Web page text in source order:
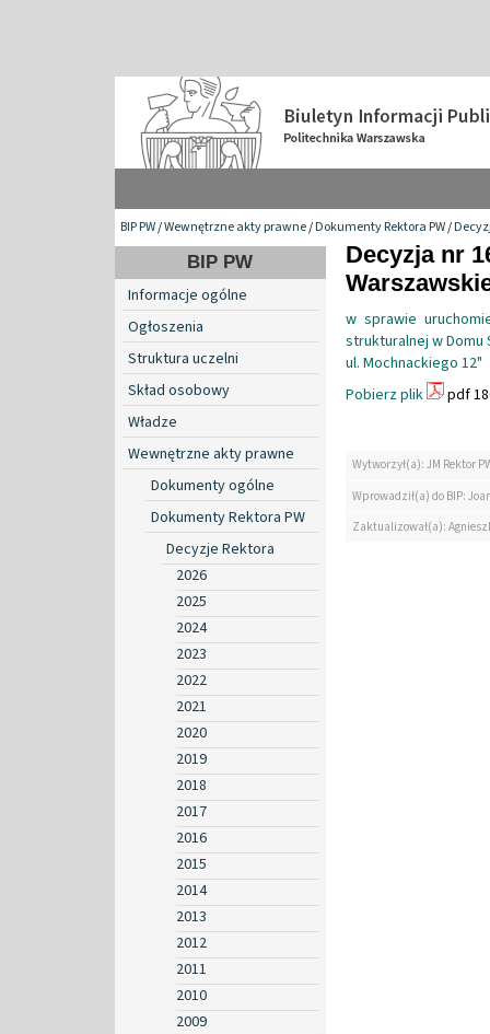
BIP PW/Wewnętrzne akty prawne/Dokumenty Rektora PW/
BIP PW
Informacje ogólne
Ogłoszenia
Struktura uczelni
Skład osobowy
Władze
Wewnętrzne akty prawne
Dokumenty ogólne
Dokumenty Rektora PW
Decyzje Rektora
2026
2025
2024
2023
2022
2021
2020
2019
2018
2017
2016
2015
2014
2013
2012
2011
2010
2009
Decyzja nr
w sprawie
strukturalnej w Domu
ul. Mochnackiego 12"
Pobierz plik
pdf
Wytworzył(a): JM Rektor
Wprowadził(a) do BIP:
Zaktualizował(a):